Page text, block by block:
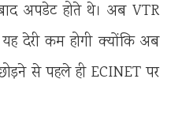
अपडेट होते थे। अब VTR
देरी कम होगी क्योंकि अब
से पहले ही ECINET पर